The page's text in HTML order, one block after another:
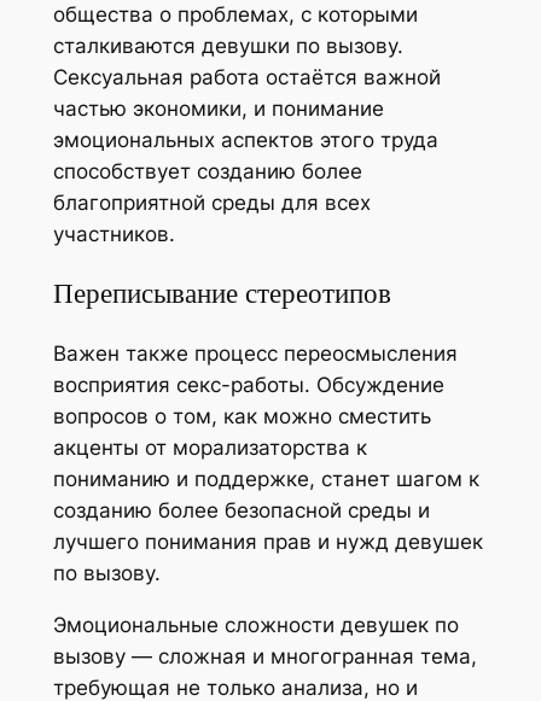
общества о проблемах, с которыми
сталкиваются девушки по вызову.
Сексуальная работа остаётся важной
частью экономики, и понимание
эмоциональных аспектов этого труда
способствует созданию более
благоприятной среды для всех
участников.
Переписывание стереотипов
Важен также процесс переосмысления
восприятия секс-работы. Обсуждение
вопросов о том, как можно сместить
акценты от морализаторства к
пониманию и поддержке, станет шагом к
созданию более безопасной среды и
лучшего понимания прав и нужд девушек
по вызову.
Эмоциональные сложности девушек по
вызову — сложная и многогранная тема,
требующая не только анализа, но и